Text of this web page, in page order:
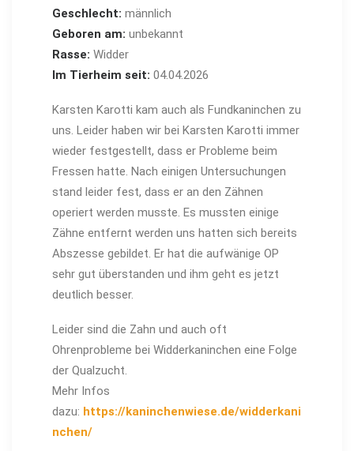
Geschlecht: männlich
Geboren am: unbekannt
Rasse: Widder
Im Tierheim seit: 04.04.2026
Karsten Karotti kam auch als Fundkaninchen zu
uns. Leider haben wir bei Karsten Karotti immer
wieder festgestellt, dass er Probleme beim
Fressen hatte. Nach einigen Untersuchungen
stand leider fest, dass er an den Zähnen
operiert werden musste. Es mussten einige
Zähne entfernt werden uns hatten sich bereits
Abszesse gebildet. Er hat die aufwänige OP
sehr gut überstanden und ihm geht es jetzt
deutlich besser.
Leider sind die Zahn und auch oft
Ohrenprobleme bei Widderkaninchen eine Folge
der Qualzucht.
Mehr Infos
dazu: https://kaninchenwiese.de/widderkani
nchen/